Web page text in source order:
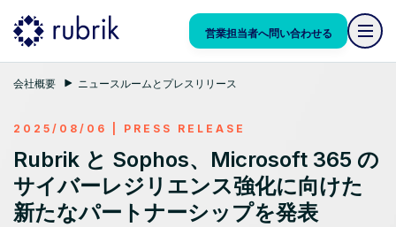
営業担当者へ問い合わせる
会社概要 ニュースルームとプレスリリース
2025/08/06 PRESS RELEASE
Rubrik と Sophos、Microsoft 365 の
サイバーレジリエンス強化に向けた
新たなパートナーシップを発表